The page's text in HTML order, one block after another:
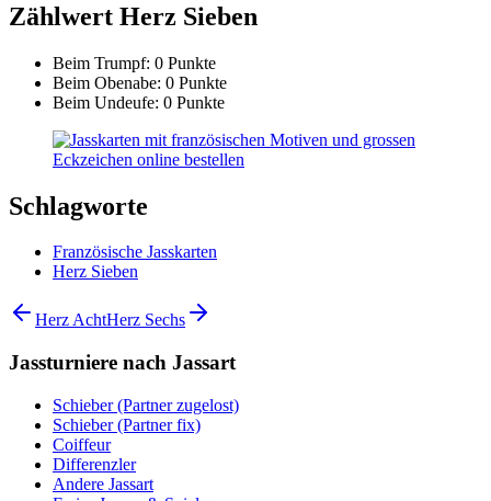
Zählwert Herz Sieben
Beim Trumpf: 0 Punkte
Beim Obenabe: 0 Punkte
Beim Undeufe: 0 Punkte
Schlagworte
Französische Jasskarten
Herz Sieben
Herz AchtHerz Sechs
Jassturniere nach Jassart
Schieber (Partner zugelost)
Schieber (Partner fix)
Coiffeur
Differenzler
Andere Jassart